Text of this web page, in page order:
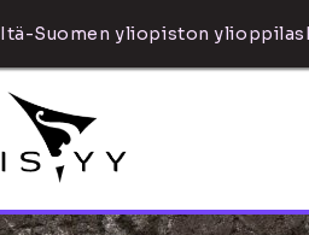
Itä-Suomen yliopiston